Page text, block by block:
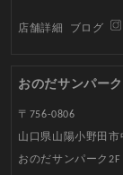
店舗詳細 ブログ
おのだサンパー
〒756-0806
山口県山陽小野田市
おのだサンパーク2F